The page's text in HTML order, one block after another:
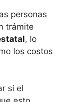
personas
trámite
, lo
los costos
si el